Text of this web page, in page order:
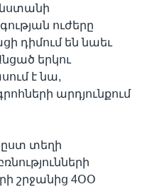
ուժերը
դիմում են նաեւ
երկու
է նա,
արդյունքում
տեղի
շրջանից 4ՕՕ